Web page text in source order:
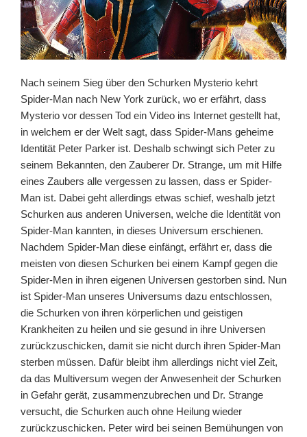
Nach seinem Sieg über den Schurken Mysterio kehrt
Spider-Man nach New York zurück, wo er erfährt, dass
Mysterio vor dessen Tod ein Video ins Internet gestellt hat,
in welchem er der Welt sagt, dass Spider-Mans geheime
Identität Peter Parker ist. Deshalb schwingt sich Peter zu
seinem Bekannten, den Zauberer Dr. Strange, um mit Hilfe
eines Zaubers alle vergessen zu lassen, dass er Spider-
Man ist. Dabei geht allerdings etwas schief, weshalb jetzt
Schurken aus anderen Universen, welche die Identität von
Spider-Man kannten, in dieses Universum erschienen.
Nachdem Spider-Man diese einfängt, erfährt er, dass die
meisten von diesen Schurken bei einem Kampf gegen die
Spider-Men in ihren eigenen Universen gestorben sind. Nun
ist Spider-Man unseres Universums dazu entschlossen,
die Schurken von ihren körperlichen und geistigen
Krankheiten zu heilen und sie gesund in ihre Universen
zurückzuschicken, damit sie nicht durch ihren Spider-Man
sterben müssen. Dafür bleibt ihm allerdings nicht viel Zeit,
da das Multiversum wegen der Anwesenheit der Schurken
in Gefahr gerät, zusammenzubrechen und Dr. Strange
versucht, die Schurken auch ohne Heilung wieder
zurückzuschicken. Peter wird bei seinen Bemühungen von